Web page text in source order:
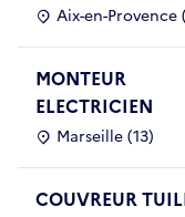
Aix-en-Provence
MONTEUR
ELECTRICIEN
Marseille (13)
COUVREUR